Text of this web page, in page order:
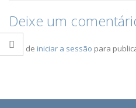
Deixe um
Tem de iniciar a sessão para